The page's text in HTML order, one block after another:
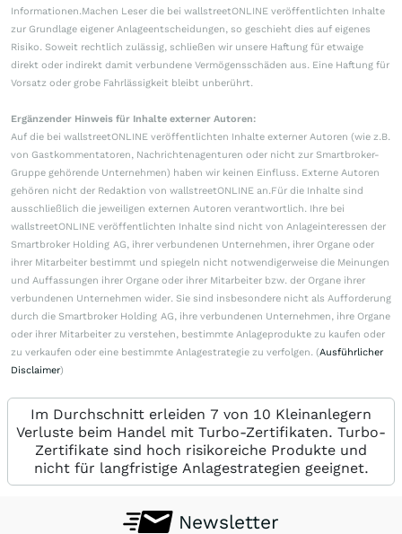
Informationen.Machen Leser die bei wallstreetONLINE veröffentlichten Inhalte
zur Grundlage eigener Anlageentscheidungen, so geschieht dies auf eigenes
Risiko. Soweit rechtlich zulässig, schließen wir unsere Haftung für etwaige
direkt oder indirekt damit verbundene Vermögensschäden aus. Eine Haftung für
Vorsatz oder grobe Fahrlässigkeit bleibt unberührt.
Ergänzender Hinweis für Inhalte externer Autoren:
Auf die bei wallstreetONLINE veröffentlichten Inhalte externer Autoren (wie z.B.
von Gastkommentatoren, Nachrichtenagenturen oder nicht zur Smartbroker-
Gruppe gehörende Unternehmen) haben wir keinen Einfluss. Externe Autoren
gehören nicht der Redaktion von wallstreetONLINE an.Für die Inhalte sind
ausschließlich die jeweiligen externen Autoren verantwortlich. Ihre bei
wallstreetONLINE veröffentlichten Inhalte sind nicht von Anlageinteressen der
Smartbroker Holding AG, ihrer verbundenen Unternehmen, ihrer Organe oder
ihrer Mitarbeiter bestimmt und spiegeln nicht notwendigerweise die Meinungen
und Auffassungen ihrer Organe oder ihrer Mitarbeiter bzw. der Organe ihrer
verbundenen Unternehmen wider. Sie sind insbesondere nicht als Aufforderung
durch die Smartbroker Holding AG, ihre verbundenen Unternehmen, ihre Organe
oder ihrer Mitarbeiter zu verstehen, bestimmte Anlageprodukte zu kaufen oder
zu verkaufen oder eine bestimmte Anlagestrategie zu verfolgen. (Ausführlicher
Disclaimer)
Im Durchschnitt erleiden 7 von 10 Kleinanlegern
Verluste beim Handel mit Turbo-Zertifikaten. Turbo-
Zertifikate sind hoch risikoreiche Produkte und
nicht für langfristige Anlagestrategien geeignet.
Newsletter